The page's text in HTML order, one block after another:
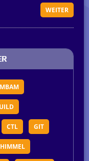
WEITER
CTL GIT
HIMMEL